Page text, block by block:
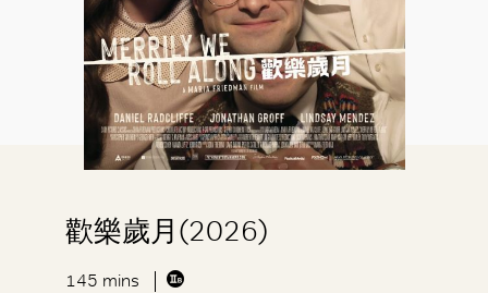
歡樂歲月(2026)
145 mins